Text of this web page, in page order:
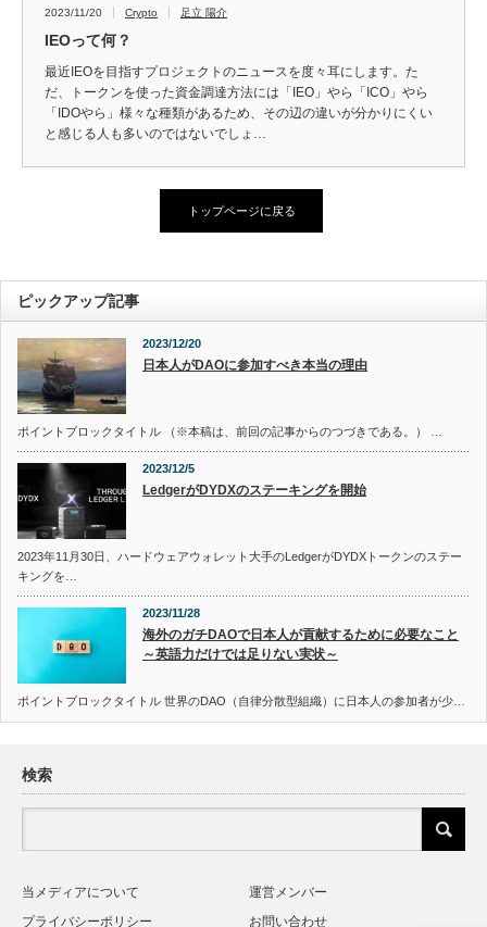
2023/11/20 Crypto 足立 陽介
IEOって何？
最近IEOを目指すプロジェクトのニュースを度々耳にします。た
だ、トークンを使った資金調達方法には「IEO」やら「ICO」やら
「IDOやら」様々な種類があるため、その辺の違いが分かりにくい
と感じる人も多いのではないでしょ…
トップページに戻る
ピックアップ記事
2023/12/20
日本人がDAOに参加すべき本当の理由
ポイントブロックタイトル （※本稿は、前回の記事からのつづきである。） …
2023/12/5
LedgerがDYDXのステーキングを開始
2023年11月30日、ハードウェアウォレット大手のLedgerがDYDXトークンのステー
キングを…
2023/11/28
海外のガチDAOで日本人が貢献するために必要なこと
～英語力だけでは足りない実状～
ポイントブロックタイトル 世界のDAO（自律分散型組織）に日本人の参加者が少…
検索
当メディアについて
運営メンバー
プライバシーポリシー
お問い合わせ